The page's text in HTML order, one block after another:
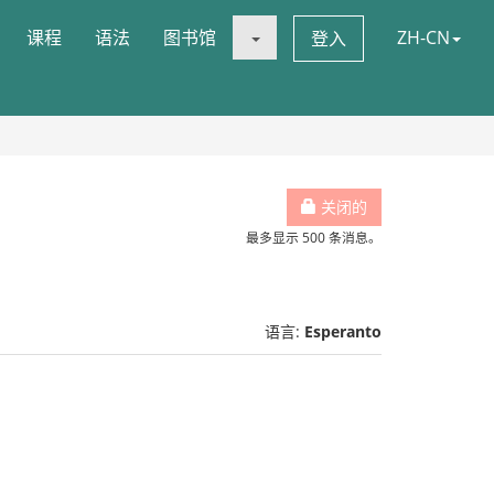
课程 语法 图书馆 登入 ZH-CN
关闭的
最多显示 500 条消息。
语言: Esperanto